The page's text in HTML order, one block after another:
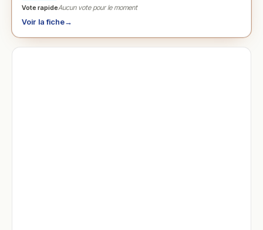
Vote rapideAucun vote pour le moment
Voir la fiche→